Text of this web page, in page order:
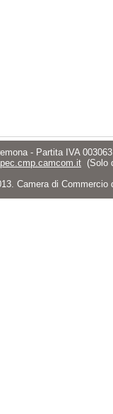
- Partita IVA
(Solo
Camera di